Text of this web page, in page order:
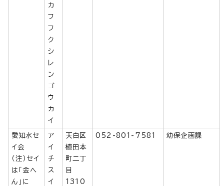
カ
フ
フ
ク
シ
レ
ン
ゴ
ウ
カ
イ
愛知水セ
イ会
（注）セイ
は「金へ
ん」に
ア
イ
チ
ス
イ
天白区
植田本
町二丁
目
1310
052-801-7581 幼保企画課